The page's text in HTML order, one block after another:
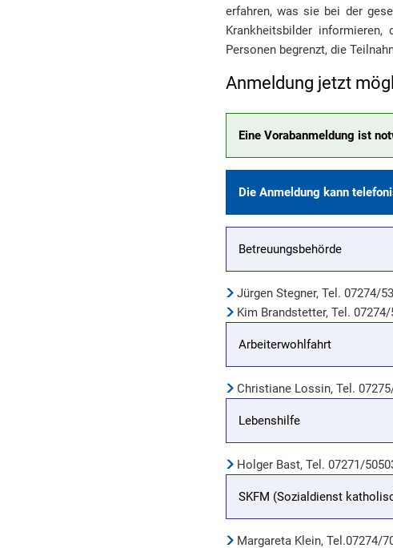
erfahren, was sie bei der
Krankheitsbilder
Personen begrenzt, die
Anmeldung jetzt
Eine Vorabanmeldung ist
Die Anmeldung kann
Betreuungsbehörde
Jürgen Stegner, Tel. 07274/
Kim Brandstetter, Tel. 07274/
Arbeiterwohlfahrt
Christiane Lossin, Tel.
Lebenshilfe
Holger Bast, Tel. 07271/
SKFM (Sozialdienst
Margareta Klein, Tel.07274/